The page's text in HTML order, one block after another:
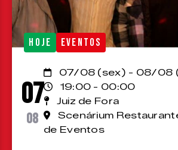
HOJE EVENTOS
07
08
07/08 (sex) - 08/08
19:00 - 00:00
Juiz de Fora
Scenárium
de Eventos